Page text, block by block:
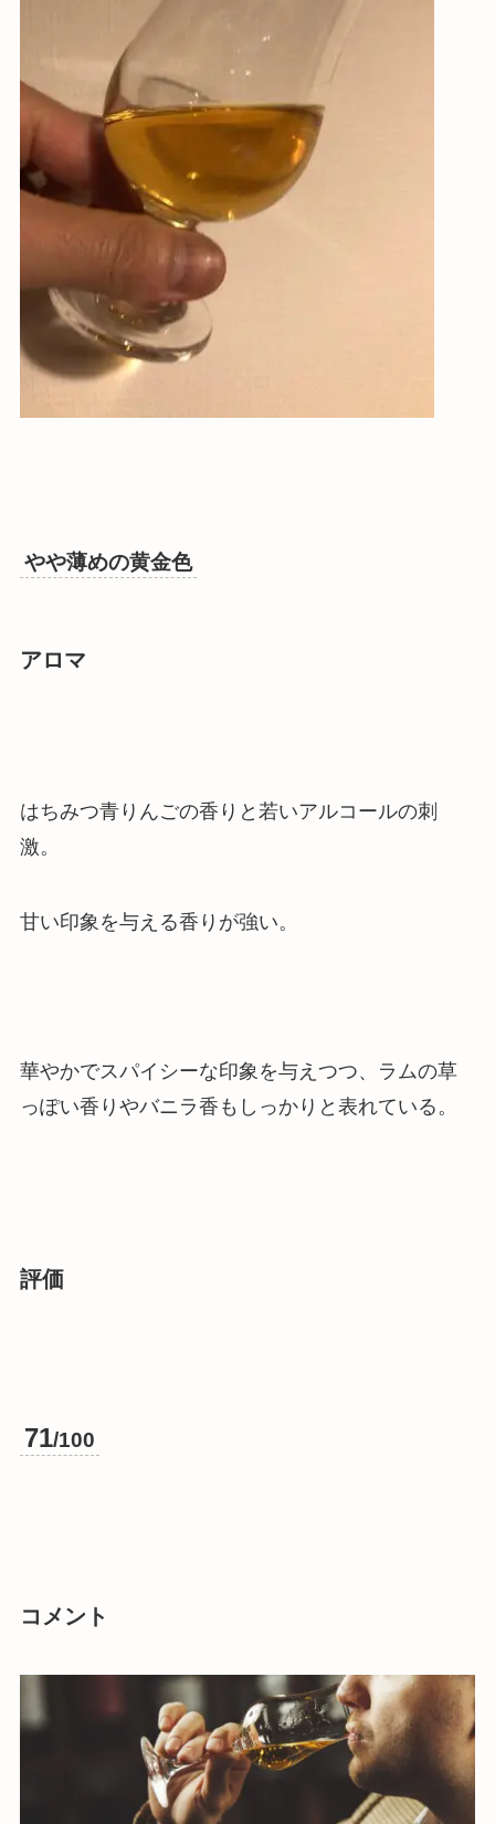
やや薄めの黄金色
アロマ
はちみつ青りんごの香りと若いアルコールの刺
激。
甘い印象を与える香りが強い。
華やかでスパイシーな印象を与えつつ、ラムの草
っぽい香りやバニラ香もしっかりと表れている。
評価
71/100
コメント